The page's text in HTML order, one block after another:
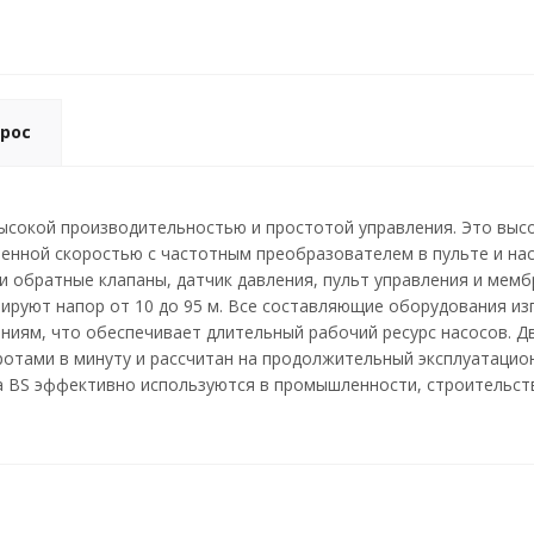
производительностью и простотой управления. Это
скоростью с частотным преобразователем в пульте и
клапаны, датчик давления, пульт управления и
напор от 10 до 95 м. Все составляющие оборудования
что обеспечивает длительный рабочий ресурс насосов.
в минуту и рассчитан на продолжительный
эффективно используются в промышленности,